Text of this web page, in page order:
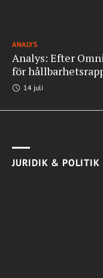
ANALYS
Analys: Efter
för
14 juli
JURIDIK & POLITIK